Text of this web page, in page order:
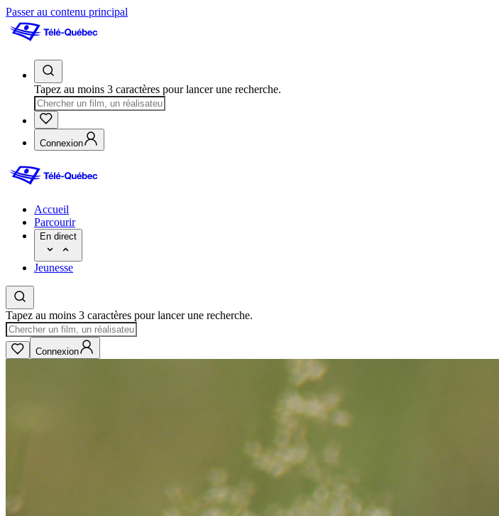
Passer au contenu principal
Tapez au moins 3 caractères pour lancer une recherche.
Connexion
Accueil
Parcourir
En direct
Jeunesse
Tapez au moins 3 caractères pour lancer une recherche.
Connexion